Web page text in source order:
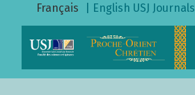
Chroniques des pays
Français | English USJ Journals